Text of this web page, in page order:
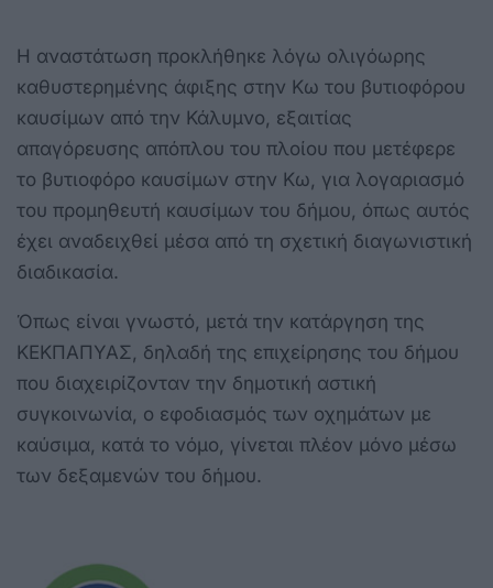
Η αναστάτωση προκλήθηκε λόγω ολιγόωρης
καθυστερημένης άφιξης στην Κω του βυτιοφόρου
καυσίμων από την Κάλυμνο, εξαιτίας
απαγόρευσης απόπλου του πλοίου που μετέφερε
το βυτιοφόρο καυσίμων στην Κω, για λογαριασμό
του προμηθευτή καυσίμων του δήμου, όπως αυτός
έχει αναδειχθεί μέσα από τη σχετική διαγωνιστική
διαδικασία.
Όπως είναι γνωστό, μετά την κατάργηση της
ΚΕΚΠΑΠΥΑΣ, δηλαδή της επιχείρησης του δήμου
που διαχειρίζονταν την δημοτική αστική
συγκοινωνία, ο εφοδιασμός των οχημάτων με
καύσιμα, κατά το νόμο, γίνεται πλέον μόνο μέσω
των δεξαμενών του δήμου.